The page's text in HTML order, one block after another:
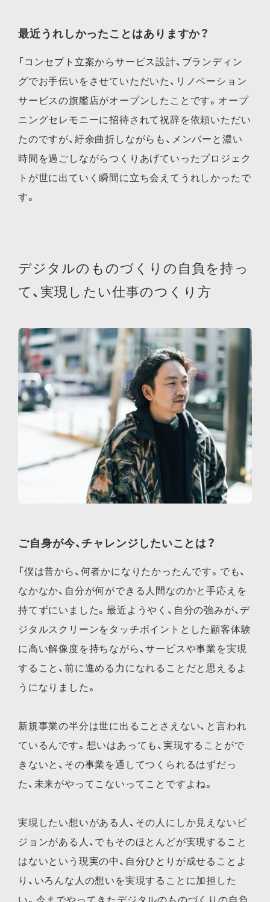
最近うれしかったことはありますか？
「コンセプト立案からサービス設計、ブランディン
グでお手伝いをさせていただいた、リノベーション
サービスの旗艦店がオープンしたことです。オープ
ニングセレモニーに招待されて祝辞を依頼いただい
たのですが、紆余曲折しながらも、メンバーと濃い
時間を過ごしながらつくりあげていったプロジェク
トが世に出ていく瞬間に立ち会えてうれしかったで
す。
デジタルのものづくりの自負を持っ
て、実現したい仕事のつくり方
ご自身が今、チャレンジしたいことは？
「僕は昔から、何者かになりたかったんです。でも、
なかなか、自分が何ができる人間なのかと手応えを
持てずにいました。最近ようやく、自分の強みが、デ
ジタルスクリーンをタッチポイントとした顧客体験
に高い解像度を持ちながら、サービスや事業を実現
すること、前に進める力になれることだと思えるよ
うになりました。
新規事業の半分は世に出ることさえない、と言われ
ているんです。想いはあっても、実現することがで
きないと、その事業を通してつくられるはずだっ
た、未来がやってこないってことですよね。
実現したい想いがある人、その人にしか見えないビ
ジョンがある人、でもそのほとんどが実現すること
はないという現実の中、自分ひとりが成せることよ
り、いろんな人の想いを実現することに加担した
い。今までやってきたデジタルのものづくりの自負